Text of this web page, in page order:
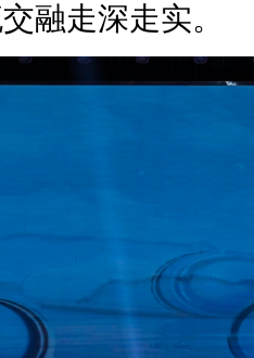
融走深走实。